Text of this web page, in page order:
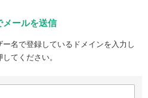
メールを送信
名で登録しているドメインを入力し
てください。